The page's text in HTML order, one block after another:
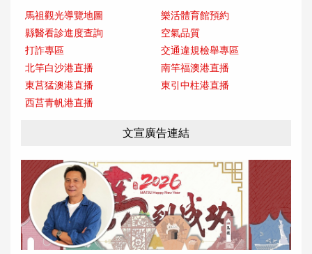
馬祖觀光導覽地圖
樂活體育館預約
縣醫看診進度查詢
空氣品質
打詐專區
交通違規檢舉專區
北竿白沙港直播
南竿福澳港直播
東莒猛澳港直播
東引中柱港直播
西莒青帆港直播
文宣廣告連結